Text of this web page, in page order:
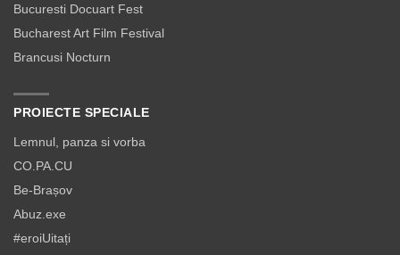
Bucuresti Docuart Fest
Bucharest Art Film Festival
Brancusi Nocturn
PROIECTE SPECIALE
Lemnul, panza si vorba
CO.PA.CU
Be-Brașov
Abuz.exe
#eroiUitați